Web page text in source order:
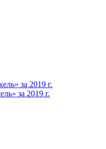
за 2019 г.
за 2019 г.